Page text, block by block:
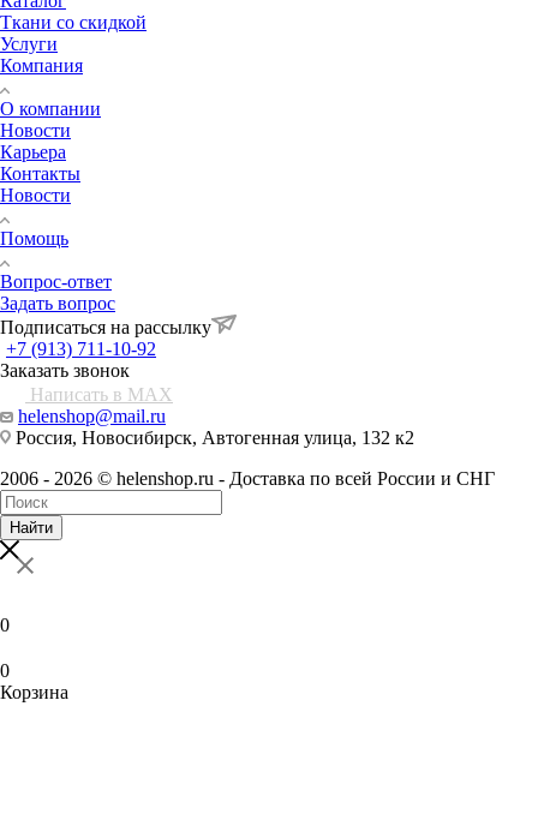
Ткани со скидкой
Услуги
Компания
О компании
Новости
Карьера
Контакты
Новости
Помощь
Вопрос-ответ
Задать вопрос
Подписаться на рассылку
+7 (913) 711-10-92
Заказать звонок
Написать в MAX
helenshop@mail.ru
Россия, Новосибирск, Автогенная улица, 132 к2
2006 - 2026 © helenshop.ru - Доставка по всей России и СНГ
Найти
0
0
Корзина